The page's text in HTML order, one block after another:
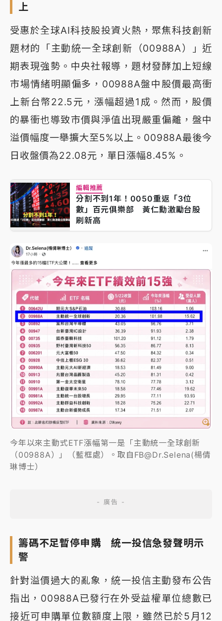
上
受惠於全球AI科技股投資火熱，聚焦科技創新
題材的「主動統一全球創新（00988A）」近
期表現強勢。中央社報導，題材發酵加上短線
市場情緒明顯偏多，00988A盤中股價最高衝
上新台幣22.5元，漲幅超過1成。然而，股價
的暴衝也導致市價與淨值出現嚴重偏離，盤中
溢價幅度一舉擴大至5%以上。00988A最後今
日收盤價為22.08元，單日漲幅8.45%。
編輯推薦
分割不到1年！0050重返「3位
數」百元俱樂部 黃仁勳激勵台股
刷新高
今年以來主動式ETF漲幅第一是「主動統一全球創新
（00988A）」（藍框處）。取自FB@Dr.Selena(楊倩
琳博士）
籌碼不足暫停申購 統一投信急發聲明示
警
針對溢價過大的亂象，統一投信主動發布公告
指出，00988A已發行在外受益權單位總數已
接近可申購單位數額度上限，雖然已於5月12